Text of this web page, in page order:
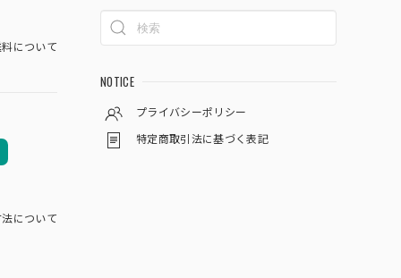
料について
について
NOTICE
プライバシーポリシー
特定商取引法に基づく表記